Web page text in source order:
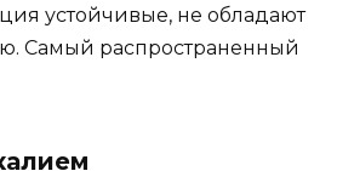
устойчивые, не обладают
Самый распространенный